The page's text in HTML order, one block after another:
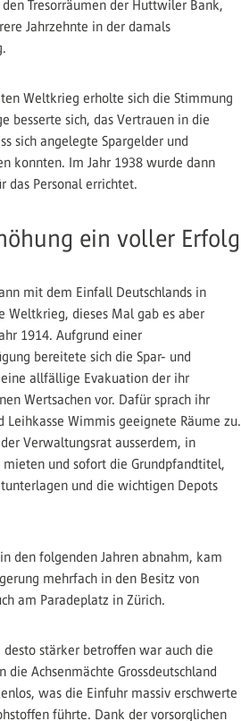
Tresorräumen der Huttwiler Bank,
Jahrzehnte in der damals
Weltkrieg erholte sich die Stimmung
besserte sich, das Vertrauen in die
sich angelegte Spargelder und
konnten. Im Jahr 1938 wurde dann
das Personal errichtet.
ein voller Erfolg
mit dem Einfall Deutschlands in
Weltkrieg, dieses Mal gab es aber
1914. Aufgrund einer
bereitete sich die Spar- und
allfällige Evakuation der ihr
Wertsachen vor. Dafür sprach ihr
Leihkasse Wimmis geeignete Räume zu.
Verwaltungsrat ausserdem, in
mieten und sofort die Grundpfandtitel,
und die wichtigen Depots
den folgenden Jahren abnahm, kam
mehrfach in den Besitz von
am Paradeplatz in Zürich.
stärker betroffen war auch die
die Achsenmächte Grossdeutschland
was die Einfuhr massiv erschwerte
führte. Dank der vorsorglichen